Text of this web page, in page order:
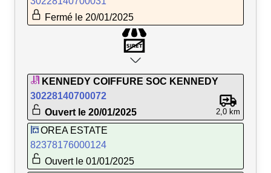
Fermé le 20/01/2025
KENNEDY COIFFURE SOC KENNEDY
30228140700072
Ouvert le 20/01/2025
2,0 km
OREA ESTATE
82378176000124
Ouvert le 01/01/2025